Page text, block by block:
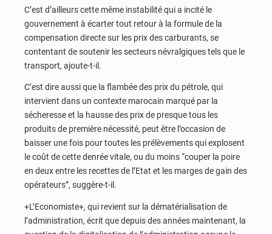
C’est d’ailleurs cette même instabilité qui a incité le
gouvernement à écarter tout retour à la formule de la
compensation directe sur les prix des carburants, se
contentant de soutenir les secteurs névralgiques tels que le
transport, ajoute-t-il.
C’est dire aussi que la flambée des prix du pétrole, qui
intervient dans un contexte marocain marqué par la
sécheresse et la hausse des prix de presque tous les
produits de première nécessité, peut être l’occasion de
baisser une fois pour toutes les prélèvements qui explosent
le coût de cette denrée vitale, ou du moins “couper la poire
en deux entre les recettes de l’Etat et les marges de gain des
opérateurs”, suggère-t-il.
+L’Economiste+, qui revient sur la dématérialisation de
l’administration, écrit que depuis des années maintenant, la